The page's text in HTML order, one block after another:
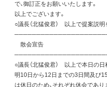
で、御訂正をお願いいたします。
以上でございます。
○議長（北猛俊君） 以上で提案説明
散会宣告
○議長（北猛俊君） 以上で本日の日
明10日から12日までの3日間及び
は休日のため、それぞれ休会であり